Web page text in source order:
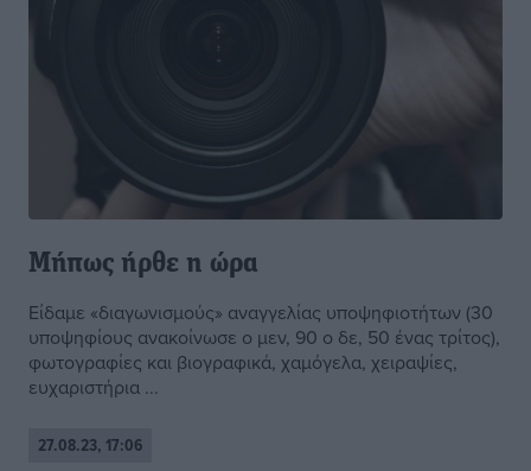
Μήπως ήρθε η ώρα
Είδαμε «διαγωνισμούς» αναγγελίας υποψηφιοτήτων (30
υποψηφίους ανακοίνωσε ο μεν, 90 ο δε, 50 ένας τρίτος),
φωτογραφίες και βιογραφικά, χαμόγελα, χειραψίες,
ευχαριστήρια ...
27.08.23, 17:06